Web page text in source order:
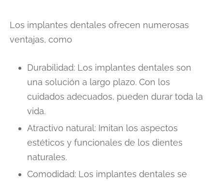
Los implantes dentales ofrecen numerosas
ventajas, como
Durabilidad: Los implantes dentales son
una solución a largo plazo. Con los
cuidados adecuados, pueden durar toda la
vida.
Atractivo natural: Imitan los aspectos
estéticos y funcionales de los dientes
naturales.
Comodidad: Los implantes dentales se